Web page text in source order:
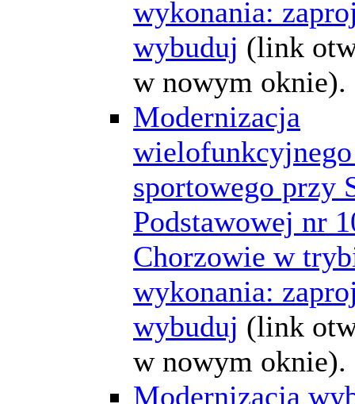
wykonania:
wybuduj (link
w nowym oknie).
Modernizacja
sportowego przy
Podstawowej nr
Chorzowie w
wykonania:
wybuduj (link
w nowym oknie).
Modernizacja